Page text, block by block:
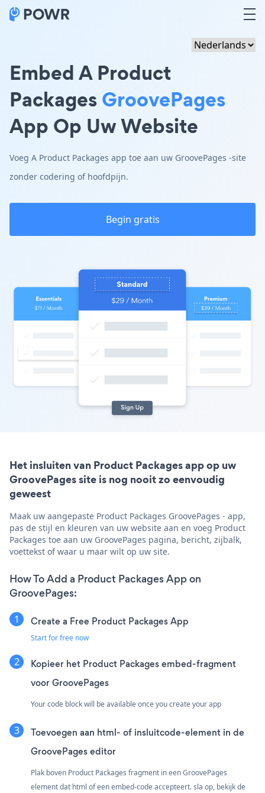
Embed A Product
PackagesGroovePages
App Op Uw Website
Voeg A Product Packages app toe aan uw GroovePages -site
zonder codering of hoofdpijn.
Begin gratis
Het insluiten van Product Packages app op uw
GroovePages site is nog nooit zo eenvoudig
geweest
Maak uw aangepaste Product Packages GroovePages - app,
pas de stijl en kleuren van uw website aan en voeg Product
Packages toe aan uw GroovePages pagina, bericht, zijbalk,
voettekst of waar u maar wilt op uw site.
How To Add a Product Packages App on
GroovePages:
Create a Free Product Packages App
Start for free now
Kopieer het Product Packages embed-fragment
voor GroovePages
Your code block will be available once you create your app
Toevoegen aan html- of insluitcode-element in de
GroovePages editor
Plak boven Product Packages fragment in een GroovePages
element dat html of een embed-code accepteert. sla op, bekijk de